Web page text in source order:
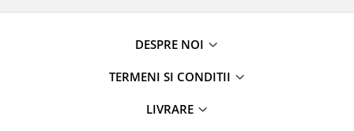
DESPRE NOI
TERMENI SI CONDITII
LIVRARE